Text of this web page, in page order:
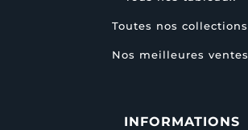
Toutes nos collections
Nos meilleures ventes
INFORMATIONS